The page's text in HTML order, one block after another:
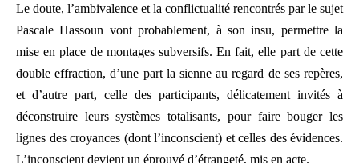
Le doute, l’ambivalence et la conflictualité rencontrés par le sujet
Pascale Hassoun vont probablement, à son insu, permettre la
mise en place de montages subversifs. En fait, elle part de cette
double effraction, d’une part la sienne au regard de ses repères,
et d’autre part, celle des participants, délicatement invités à
déconstruire leurs systèmes totalisants, pour faire bouger les
lignes des croyances (dont l’inconscient) et celles des évidences.
L’inconscient devient un éprouvé d’étrangeté, mis en acte.